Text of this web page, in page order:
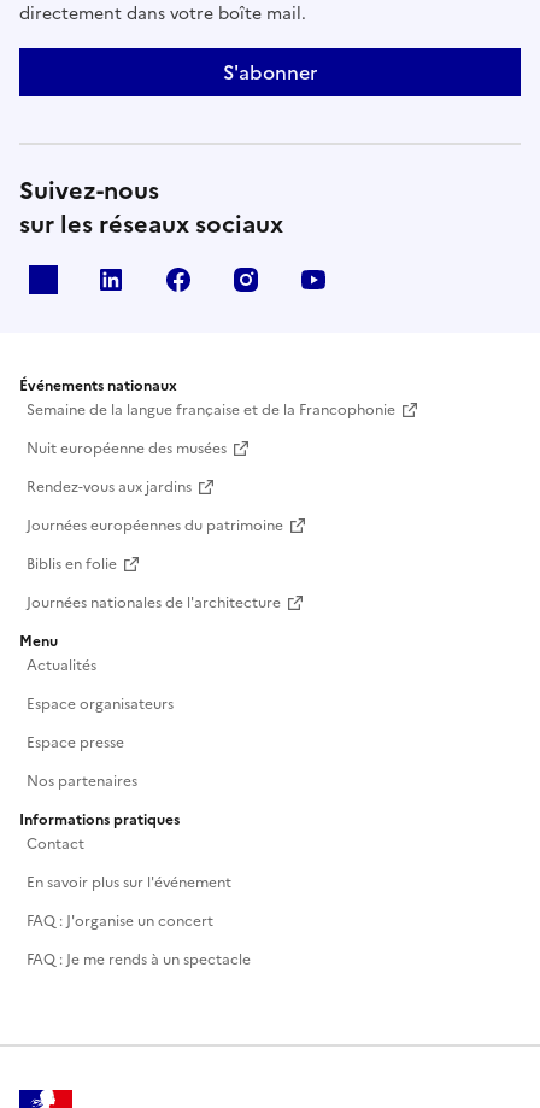
directement dans votre boîte mail.
S'abonner
Suivez-nous
sur les réseaux sociaux
Linkedin Facebook Instagram
Événements nationaux
Semaine de la langue française et de la Francophonie
Nuit européenne des musées
Rendez-vous aux jardins
Journées européennes du patrimoine
Biblis en folie
Journées nationales de l'architecture
Menu
Actualités
Espace organisateurs
Espace presse
Nos partenaires
Informations pratiques
Contact
En savoir plus sur l'événement
FAQ : J'organise un concert
FAQ : Je me rends à un spectacle